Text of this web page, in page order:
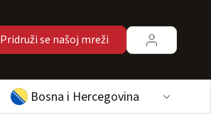
Pridruži se našoj mreži
Bosna i Hercegovina